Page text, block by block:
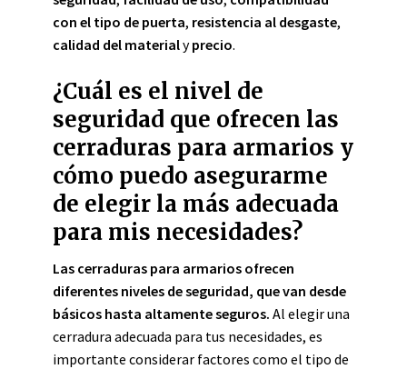
con el tipo de puerta, resistencia al desgaste,
calidad del materialyprecio.
¿Cuál es el nivel de
seguridad que ofrecen las
cerraduras para armarios y
cómo puedo asegurarme
de elegir la más adecuada
para mis necesidades?
Las cerraduras para armarios ofrecen
diferentes niveles de seguridad, que van desde
básicos hasta altamente seguros. Al elegir una
cerradura adecuada para tus necesidades, es
importante considerar factores como el tipo de